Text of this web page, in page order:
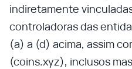
indiretamente
controladoras das
(a) a (d) acima, assim
(coins.xyz), inclusos